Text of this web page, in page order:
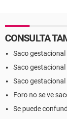
CONSULTA
Saco gestacional
Saco
Saco
Foro no se ve
Se puede